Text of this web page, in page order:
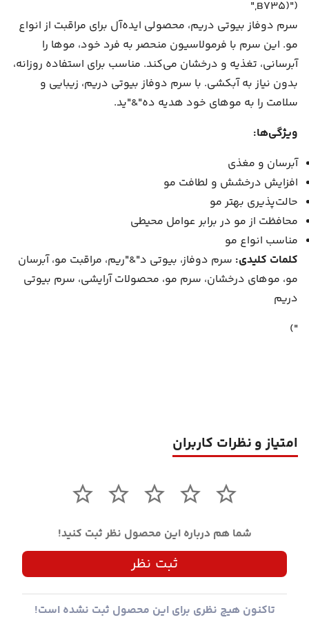
B735)"),"
سرم دوفاز بیوتی دریم، محصولی ایده‌آل برای مراقبت از انواع
مو. این سرم با فرمولاسیون منحصر به فرد خود، موها را
آبرسانی، تغذیه و درخشان می‌کند. مناسب برای استفاده روزانه،
بدون نیاز به آبکشی. با سرم دوفاز بیوتی دریم، زیبایی و
سلامت را به موهای خود هدیه ده"&"ید.
ویژگی‌ها:
آبرسان و مغذی
افزایش درخشش و لطافت مو
حالت‌پذیری بهتر مو
محافظت از مو در برابر عوامل محیطی
مناسب انواع مو
کلمات کلیدی: سرم دوفاز، بیوتی د"&"ریم، مراقبت مو، آبرسان
مو، موهای درخشان، سرم مو، محصولات آرایشی، سرم بیوتی
دریم
")
امتیاز و نظرات کاربران
شما هم درباره این محصول نظر ثبت کنید!
ثبت نظر
تاکنون هیچ نظری برای این محصول ثبت نشده است!